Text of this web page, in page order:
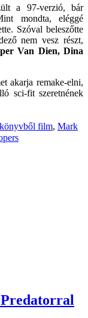
a 97-verzió, bár
mondta, eléggé
Szóval beleszőtte
nem vesz részt,
Van Dien, Dina
akarja remake-elni,
sci-fit szeretnének
könyvből film, Mark